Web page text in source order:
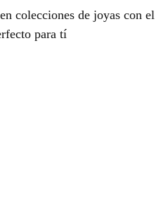
colecciones de joyas con el
para tí